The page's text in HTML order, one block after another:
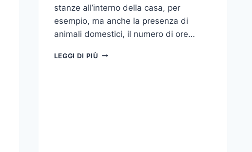
stanze all’interno della casa, per
esempio, ma anche la presenza di
animali domestici, il numero di ore…
LEGGI DI PIÙ COME